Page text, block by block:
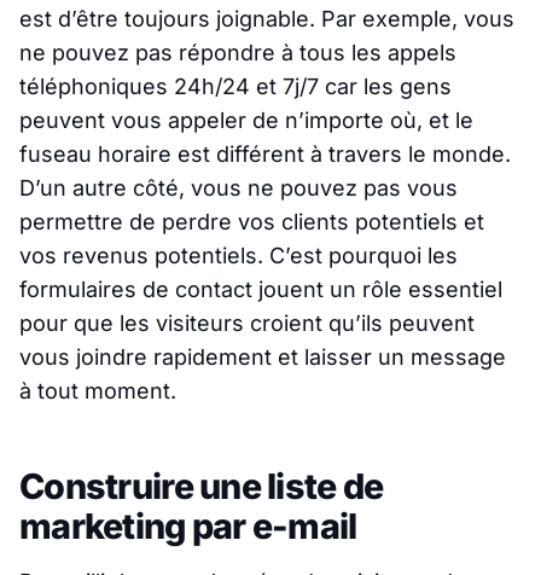
est d’être toujours joignable. Par exemple, vous
ne pouvez pas répondre à tous les appels
téléphoniques 24h/24 et 7j/7 car les gens
peuvent vous appeler de n’importe où, et le
fuseau horaire est différent à travers le monde.
D’un autre côté, vous ne pouvez pas vous
permettre de perdre vos clients potentiels et
vos revenus potentiels. C’est pourquoi les
formulaires de contact jouent un rôle essentiel
pour que les visiteurs croient qu’ils peuvent
vous joindre rapidement et laisser un message
à tout moment.
Construire une liste de
marketing par e-mail